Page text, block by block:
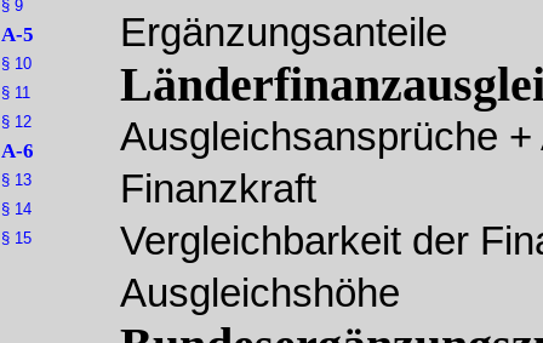
§ 9
A-5
§ 10
§ 11
§ 12
A-6
§ 13
§ 14
§ 15
Ergänzungsanteile
Ausgleichsansprüche
Finanzkraft
Vergleichbarkeit der
Ausgleichshöhe